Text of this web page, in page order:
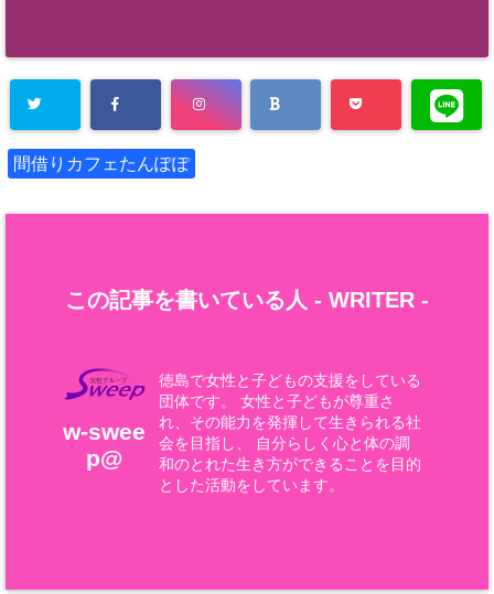
間借りカフェたんぽぽ
この記事を書いている人 - WRITER -
w-swee
p@
徳島で女性と子どもの支援をしている
団体です。 女性と子どもが尊重さ
れ、その能力を発揮して生きられる社
会を目指し、 自分らしく心と体の調
和のとれた生き方ができることを目的
とした活動をしています。